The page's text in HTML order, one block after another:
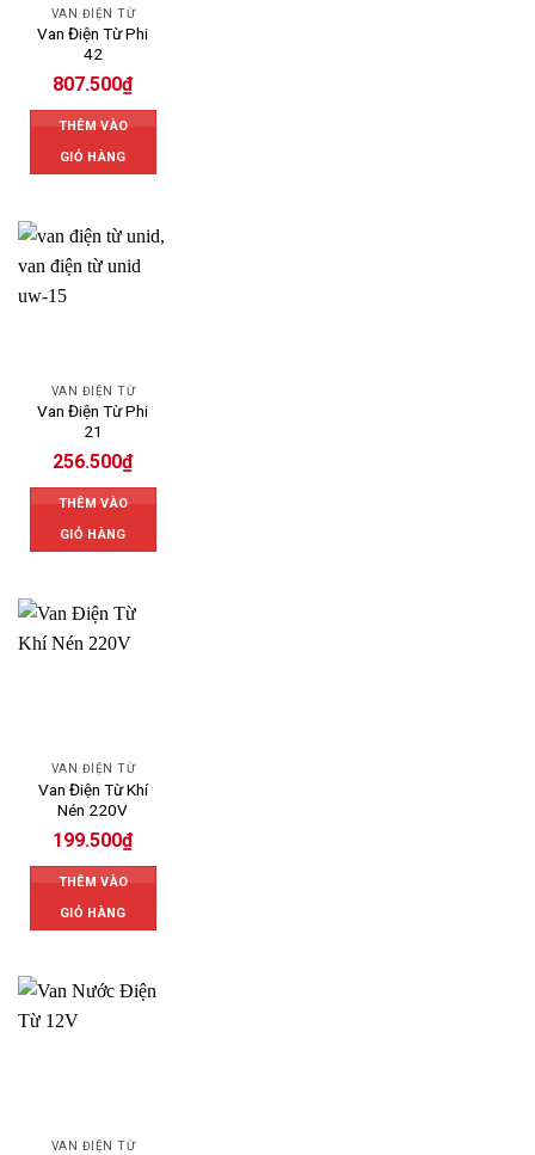
VAN ĐIỆN TỪ
Van Điện Từ Phi
42
807.500₫
THÊM VÀO
GIỎ HÀNG
VAN ĐIỆN TỪ
Van Điện Từ Phi
21
256.500₫
THÊM VÀO
GIỎ HÀNG
VAN ĐIỆN TỪ
Van Điện Từ Khí
Nén 220V
199.500₫
THÊM VÀO
GIỎ HÀNG
VAN ĐIỆN TỪ